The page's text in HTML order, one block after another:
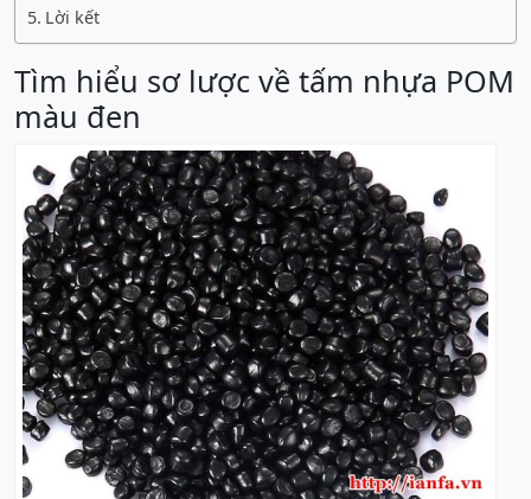
Lời kết
Tìm hiểu sơ lược về tấm nhựa POM
màu đen